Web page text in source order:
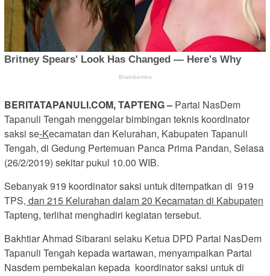
BERITATAPANULI.COM, TAPTENG – Partai NasDem
Tapanuli Tengah menggelar bimbingan teknis koordinator
saksi se-Kecamatan dan Kelurahan, Kabupaten Tapanuli
Tengah, di Gedung Pertemuan Panca Prima Pandan, Selasa
(26/2/2019) sekitar pukul 10.00 WIB.
Sebanyak 919 koordinator saksi untuk ditempatkan di 919
TPS, dan 215 Kelurahan dalam 20 Kecamatan di Kabupaten
Tapteng, terlihat menghadiri kegiatan tersebut.
Bakhtiar Ahmad Sibarani selaku Ketua DPD Partai NasDem
Tapanuli Tengah kepada wartawan, menyampaikan Partai
Nasdem pembekalan kepada koordinator saksi untuk di